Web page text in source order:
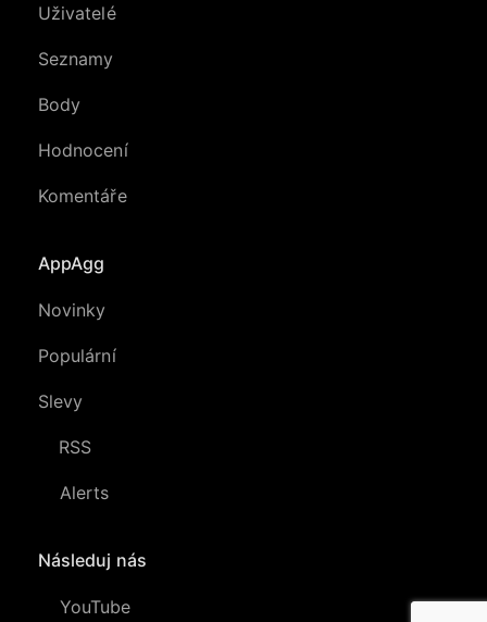
Uživatelé
Seznamy
Body
Hodnocení
Komentáře
AppAgg
Novinky
Populární
Slevy
RSS
Alerts
Následuj nás
YouTube